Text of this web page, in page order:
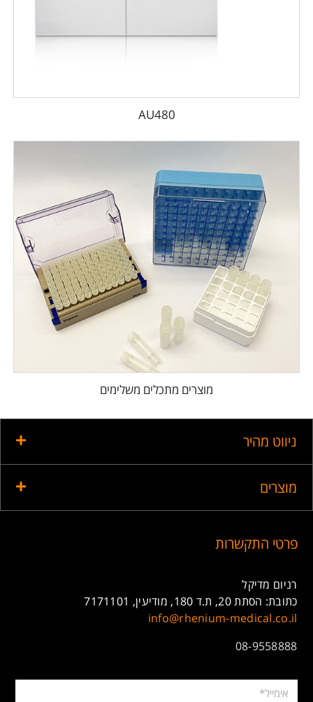
AU480
מוצרים מתכלים משלימים
ניווט מהיר
מוצרים
פרטי התקשרות
רניום מדיקל
כתובת: הסתת 20, ת.ד 180, מודיעין, 7171101
info@rhenium-medical.co.il
08-9558888